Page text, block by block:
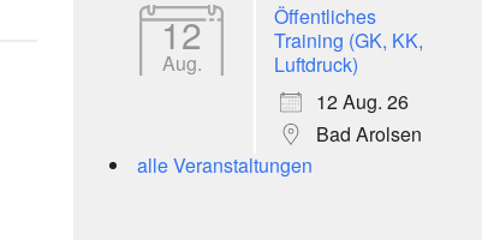
12
Aug.
Öffentliches
Training (GK, KK,
Luftdruck)
12 Aug. 26
Bad Arolsen
alle Veranstaltungen